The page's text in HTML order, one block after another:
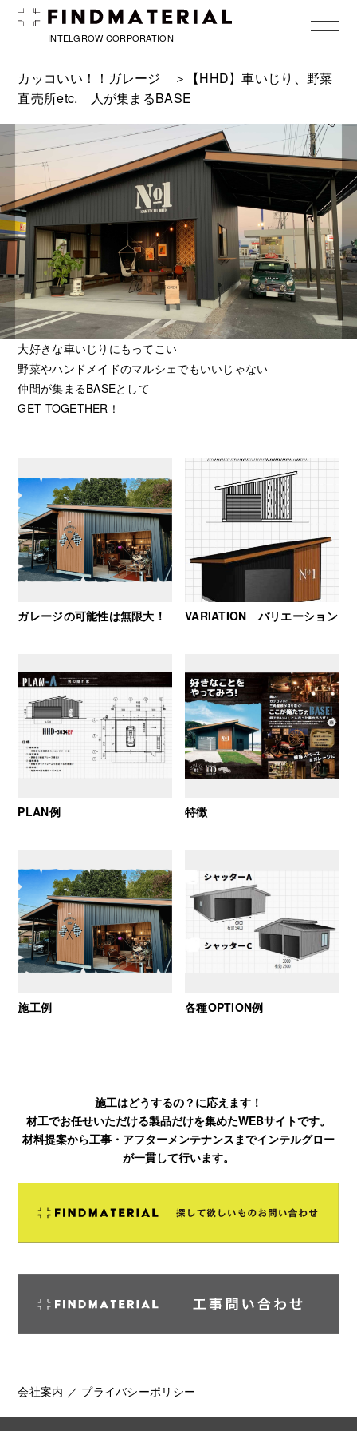
INTELGROW CORPORATION
toggle
カッコいい！！ガレージ
＞【HHD】車いじり、野菜
直売所etc. 人が集まるBASE
大好きな車いじりにもってこい
野菜やハンドメイドのマルシェでもいいじゃない
仲間が集まるBASEとして
GET TOGETHER！
ガレージの可能性は無限大！ VARIATION バリエーション
PLAN例 特徴
施工例 各種OPTION例
施工はどうするの？に応えます！
材工でお任せいただける製品だけを集めたWEBサイトです。
材料提案から工事・アフターメンテナンスまでインテルグロー
が一貫して行います。
会社案内 ／ プライバシーポリシー